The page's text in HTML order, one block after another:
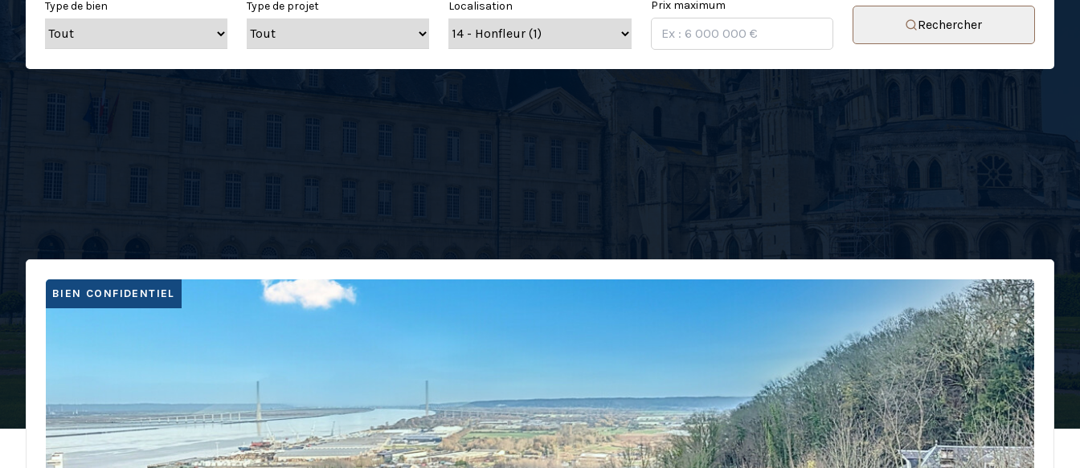
Type de bien Type de projet Localisation Prix maximum
Rechercher
BIEN CONFIDENTIEL